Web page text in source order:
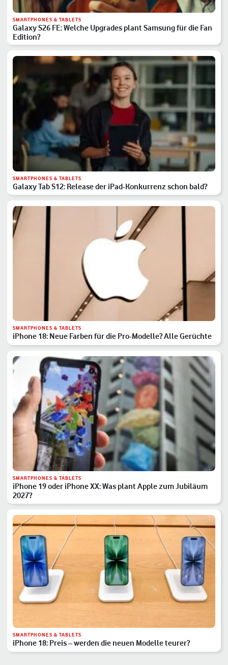
SMARTPHONES & TABLETS
Galaxy S26 FE: Welche Upgrades plant Samsung für die Fan
Edition?
SMARTPHONES & TABLETS
Galaxy Tab S12: Release der iPad-Konkurrenz schon bald?
SMARTPHONES & TABLETS
iPhone 18: Neue Farben für die Pro-Modelle? Alle Gerüchte
SMARTPHONES & TABLETS
iPhone 19 oder iPhone XX: Was plant Apple zum Jubiläum
2027?
SMARTPHONES & TABLETS
iPhone 18: Preis – werden die neuen Modelle teurer?